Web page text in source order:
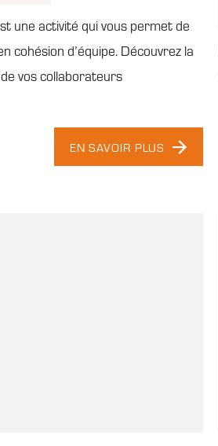
une activité qui vous permet de
cohésion d’équipe. Découvrez la
vos collaborateurs
EN SAVOIR PLUS